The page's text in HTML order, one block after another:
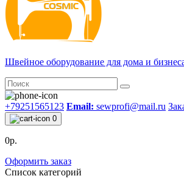
Швейное оборудование для дома и
+79251565123 Email: sewprofi@mail.ru
0
0р.
Оформить заказ
Список категорий